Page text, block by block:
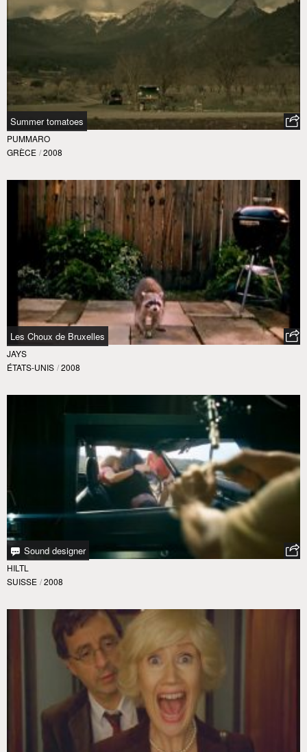
Summer tomatoes
PUMMARO
GRÈCE / 2008
Les Choux de Bruxelles
JAYS
ÉTATS-UNIS / 2008
Sound designer
HILTL
SUISSE / 2008